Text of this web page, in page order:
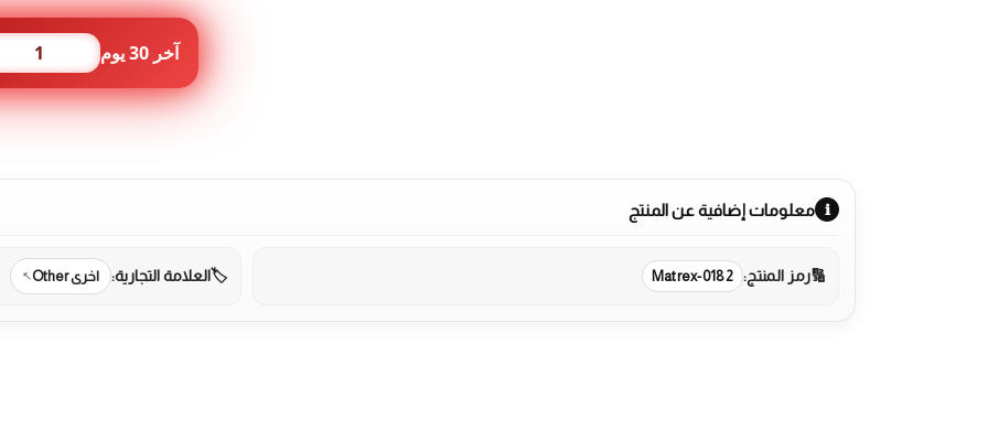
شكل
اللعبة
بالصورة
آخر 30 يوم 1
معلومات إضافية عن المنتج
رمز المنتج: Matrex-0182 العلامة التجارية: اخرى Other